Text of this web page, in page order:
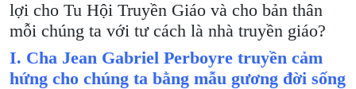
lợi cho Tu Hội Truyền Giáo và cho bản thân
mỗi chúng ta với tư cách là nhà truyền giáo?
I. Cha Jean Gabriel Perboyre truyền cảm
hứng cho chúng ta bằng mẫu gương đời sống